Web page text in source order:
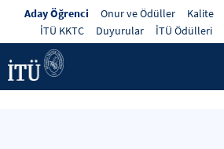
Aday Öğrenci Onur ve Ödüller Kalite
İTÜ KKTC
Duyurular İTÜ Ödülleri